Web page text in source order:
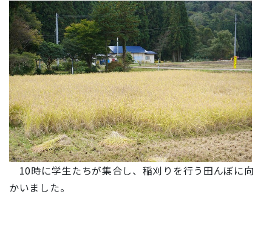
10時に学生たちが集合し、稲刈りを行う田んぼに向
かいました。